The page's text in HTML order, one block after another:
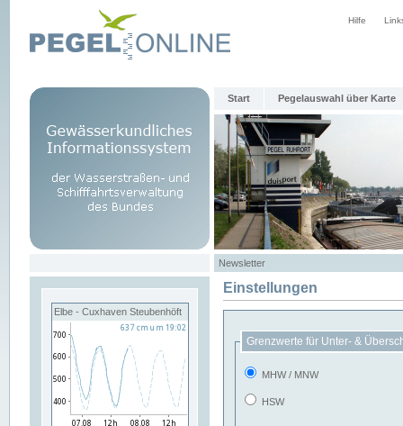
Hilfe
Start Pegelauswahl über Karte
Newsletter
Elbe - Cuxhaven Steubenhöft
Einstellungen
Grenzwerte für Unter- &
MHW / MNW
HSW